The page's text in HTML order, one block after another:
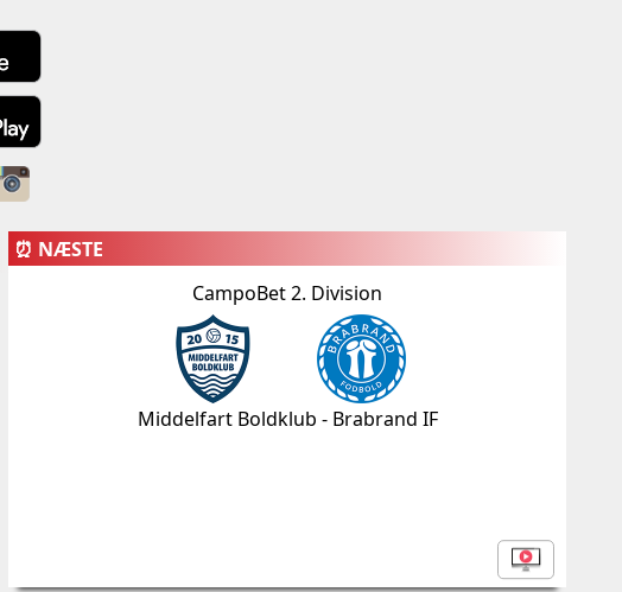
⏰ NÆSTE
CampoBet 2. Division
Middelfart Boldklub - Brabrand IF